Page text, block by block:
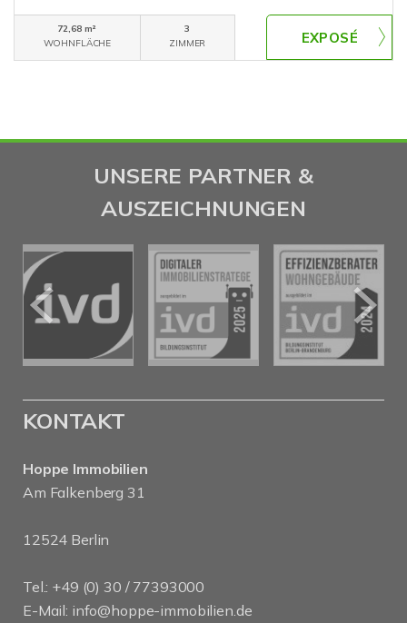
72,68 m²
WOHNFLÄCHE
3
ZIMMER
UNSERE PARTNER &
AUSZEICHNUNGEN
KONTAKT
Hoppe Immobilien
Am Falkenberg 31
12524 Berlin
Tel.: +49 (0) 30 / 77393000
E-Mail: info@hoppe-immobilien.de